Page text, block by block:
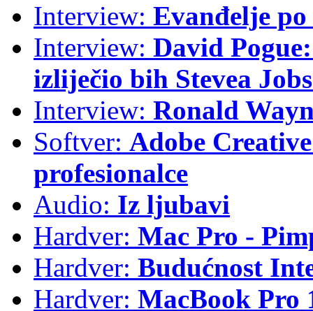
Interview: Evanđelje
Interview: David
izliječio bih Stevea
Interview: Ronald
Softver: Adobe
profesionalce
Audio: Iz ljubavi
Hardver: Mac Pro -
Hardver: Budućnost
Hardver: MacBook Pro